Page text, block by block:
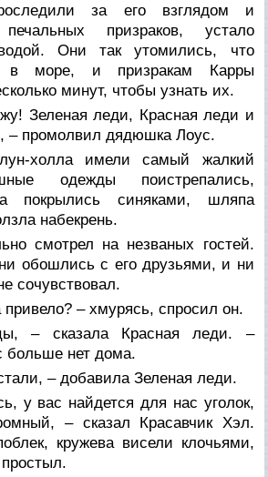
за его взглядом и
призраков, устало
Они так утомились, что
в море, и призракам Карры
минут, чтобы узнать их.
Зеленая леди, Красная леди и
промолвил дядюшка Лоус.
холла имели самый жалкий
одежды поистрепались,
покрылись синяками, шляпа
набекрень.
смотрел на незваных гостей.
обошлись с его друзьями, и ни
сочувствовал.
– хмурясь, спросил он.
– сказала Красная леди. –
больше нет дома.
– добавила Зеленая леди.
у вас найдется для нас уголок,
– сказал Красавчик Хэл.
кружева висели клочьями,